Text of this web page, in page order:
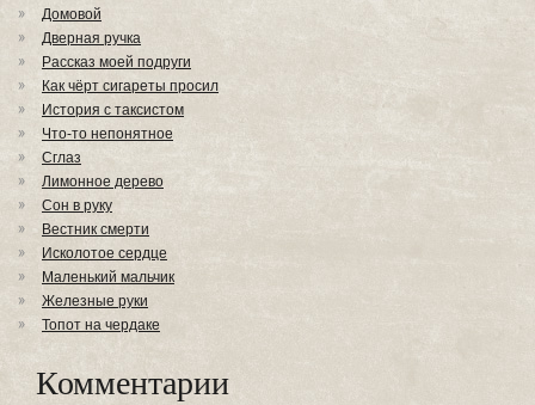
Домовой
Дверная ручка
Рассказ моей подруги
Как чёрт сигареты просил
История с таксистом
Что-то непонятное
Сглаз
Лимонное дерево
Сон в руку
Вестник смерти
Исколотое сердце
Маленький мальчик
Железные руки
Топот на чердаке
Комментарии